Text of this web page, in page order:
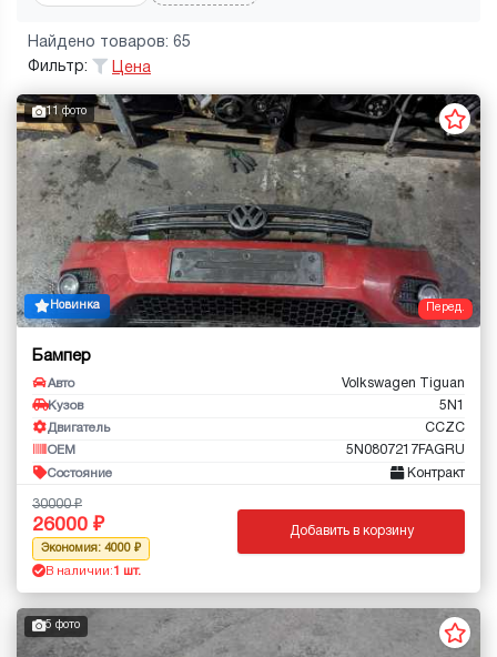
Найдено товаров: 65
Фильтр:
Цена
Перед.
11 фото
Новинка
Бампер
Авто Volkswagen Tiguan
Кузов 5N1
Двигатель CCZC
OEM 5N0807217FAGRU
Состояние Контракт
30000
26000
Экономия: 4000
В наличии: 1 шт.
Добавить в корзину
5 фото